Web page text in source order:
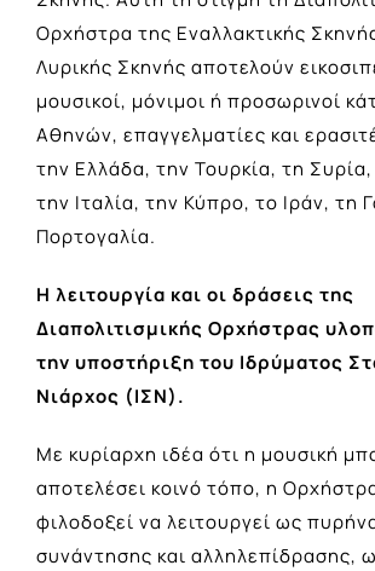
Ορχήστρα της Εναλλακτικής
Λυρικής Σκηνής αποτελούν
μουσικοί, μόνιμοι ή προσωρινοί
Αθηνών, επαγγελματίες και
την Ελλάδα, την Τουρκία, τη
την Ιταλία, την Κύπρο, το Ιράν, τη
Πορτογαλία.
Η λειτουργία και οι δράσεις της
Διαπολιτισμικής Ορχήστρας
την υποστήριξη του Ιδρύματος
Νιάρχος (ΙΣΝ).
Με κυρίαρχη ιδέα ότι η μουσική
αποτελέσει κοινό τόπο, η
φιλοδοξεί να λειτουργεί ως
συνάντησης και αλληλεπίδρασης,